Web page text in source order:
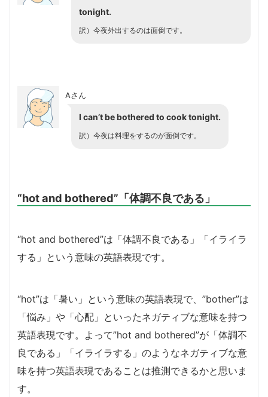
tonight.
訳）今夜外出するのは面倒です。
Aさん
I can’t be bothered to cook tonight.
訳）今夜は料理をするのが面倒です。
“hot and bothered”「体調不良である」
“hot and bothered”は「体調不良である」「イライラ
する」という意味の英語表現です。
“hot”は「暑い」という意味の英語表現で、”bother”は
「悩み」や「心配」といったネガティブな意味を持つ
英語表現です。よって”hot and bothered”が「体調不
良である」「イライラする」のようなネガティブな意
味を持つ英語表現であることは推測できるかと思いま
す。